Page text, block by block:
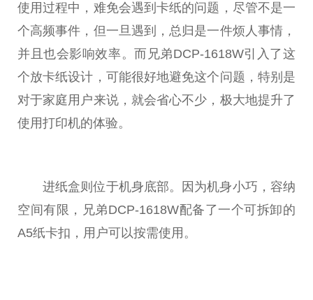
使用过程中，难免会遇到卡纸的问题，尽管不是一
个高频事件，但一旦遇到，总归是一件烦人事情，
并且也会影响效率。而兄弟DCP-1618W引入了这
个放卡纸设计，可能很好地避免这个问题，特别是
对于家庭用户来说，就会省心不少，极大地提升了
使用打印机的体验。
进纸盒则位于机身底部。因为机身小巧，容纳
空间有限，兄弟DCP-1618W配备了一个可拆卸的
A5纸卡扣，用户可以按需使用。